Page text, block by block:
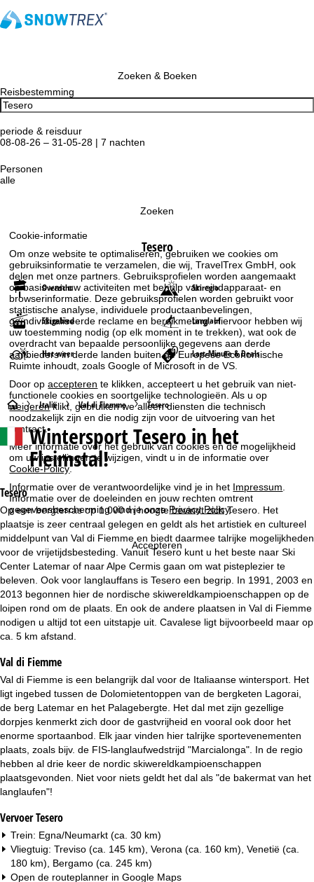
Cookie-informatie
Om onze website te optimaliseren, gebruiken we cookies om
gebruiksinformatie te verzamelen, die wij, TravelTrex GmbH, ook
delen met onze partners. Gebruiksprofielen worden aangemaakt
op basis van uw activiteiten met behulp van eindapparaat- en
browserinformatie. Deze gebruiksprofielen worden gebruikt voor
statistische analyse, individuele productaanbevelingen,
geïndividualiseerde reclame en bereikmeting. Hiervoor hebben wij
uw toestemming nodig (op elk moment in te trekken), wat ook de
overdracht van bepaalde persoonlijke gegevens aan derde
aanbieders in derde landen buiten de Europese Economische
Ruimte inhoudt, zoals Google of Microsoft in de VS.
Door opaccepteren te klikken, accepteert u het gebruik van niet-
functionele cookies en soortgelijke technologieën. Als u op
weigerenklikt, gebruiken we alleen diensten die technisch
noodzakelijk zijn en die nodig zijn voor de uitvoering van het
contract.
Meer informatie over het gebruik van cookies en de mogelijkheid
om uw instellingen te wijzigen, vindt u in de informatie over
Cookie-Policy.
Informatie over de verantwoordelijke vind je in het Impressum
Informatie over de doeleinden en jouw rechten omtrent
gegevensbescherming vind je onzePrivacy Policy.
Accepteren
Zoeken & Boeken
Reisbestemming
periode & reisduur
08-08-26 – 31-05-28 | 7 nachten
Personen
alle
Zoeken
Tesero
Overzicht Skiregio
Skigebied Langlauf
Het weer Last-Minute & Deals
S
t
a
r
t
p
g
i
n
a
Italië Val di Fiemme Tesero
WintersportTesero in het
Fleimstal!
Tesero
Op een bergterras op 1.000 m hoogte bevindt zich Tesero. Het
plaatsje is zeer centraal gelegen en geldt als het artistiek en cultureel
middelpunt van Val di Fiemme en biedt daarmee talrijke mogelijkheden
voor de vrijetijdsbesteding. Vanuit Tesero kunt u het beste naar Ski
Center Latemar of naar Alpe Cermis gaan om wat pisteplezier te
beleven. Ook voor langlauffans is Tesero een begrip. In 1991, 2003 en
2013 begonnen hier de nordische skiwereldkampioenschappen op de
loipen rond om de plaats. En ook de andere plaatsen in Val di Fiemme
nodigen u altijd tot een uitstapje uit. Cavalese ligt bijvoorbeeld maar op
ca. 5 km afstand.
Val di Fiemme
Val di Fiemme is een belangrijk dal voor de Italiaanse wintersport. Het
ligt ingebed tussen de Dolomietentoppen van de bergketen Lagorai,
de berg Latemar en het Palagebergte. Het dal met zijn gezellige
dorpjes kenmerkt zich door de gastvrijheid en vooral ook door het
enorme sportaanbod. Elk jaar vinden hier talrijke sportevenementen
plaats, zoals bijv. de FIS-langlaufwedstrijd "Marcialonga". In de regio
hebben al drie keer de nordic skiwereldkampioenschappen
plaatsgevonden. Niet voor niets geldt het dal als "de bakermat van het
langlaufen"!
Vervoer Tesero
Trein: Egna/Neumarkt (ca. 30 km)
Vliegtuig: Treviso (ca. 145 km), Verona (ca. 160 km), Venetië (ca.
180 km), Bergamo (ca. 245 km)
Open de routeplanner in Google Maps